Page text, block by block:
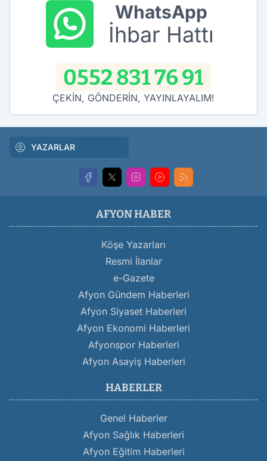
WhatsApp
İhbar Hattı
0552 831 76 91
ÇEKİN, GÖNDERİN, YAYINLAYALIM!
YAZARLAR
AFYON HABER
Köşe Yazarları
Resmi İlanlar
e-Gazete
Afyon Gündem Haberleri
Afyon Siyaset Haberleri
Afyon Ekonomi Haberleri
Afyonspor Haberleri
Afyon Asayiş Haberleri
HABERLER
Genel Haberler
Afyon Sağlık Haberleri
Afyon Eğitim Haberleri